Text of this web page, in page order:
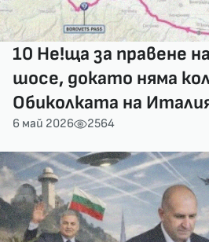
10 Не!ща за правене
шосе, докато няма
Обиколката на
6 май 2026 2564